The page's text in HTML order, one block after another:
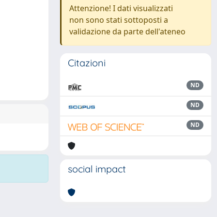
Attenzione! I dati visualizzati
non sono stati sottoposti a
validazione da parte dell'ateneo
Citazioni
ND
ND
ND
social impact